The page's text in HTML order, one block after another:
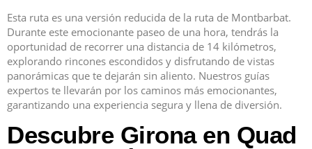
Esta ruta es una versión reducida de la ruta de Montbarbat.
Durante este emocionante paseo de una hora, tendrás la
oportunidad de recorrer una distancia de 14 kilómetros,
explorando rincones escondidos y disfrutando de vistas
panorámicas que te dejarán sin aliento. Nuestros guías
expertos te llevarán por los caminos más emocionantes,
garantizando una experiencia segura y llena de diversión.
Descubre Girona en Quad